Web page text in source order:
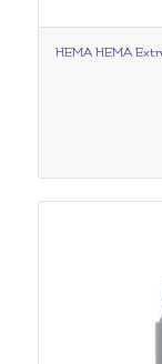
HEMA HEMA